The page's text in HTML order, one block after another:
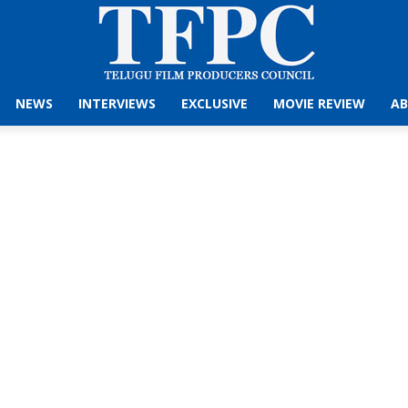
NEWS INTERVIEWS EXCLUSIVE MOVIE REVIEW